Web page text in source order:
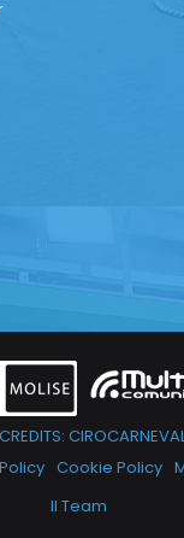
Cookie Policy
Il Team